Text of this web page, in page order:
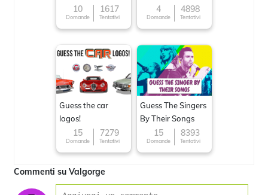
10
Domande
1617
Tentativi
4
Domande
4898
Tentativi
Guess the car
logos!
15
Domande
7279
Tentativi
Guess The Singers
By Their Songs
15
Domande
8393
Tentativi
Commenti su Valgorge